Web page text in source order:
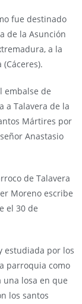
fue destinado
de la Asunción
a la
embalse de
a Talavera de la
Mártires por
Anastasio
de Talavera
Moreno escribe
el 30 de
estudiada por los
parroquia como
losa en que
los santos